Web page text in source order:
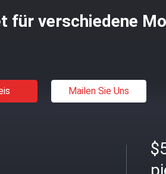
für verschiedene
Mailen Sie Uns